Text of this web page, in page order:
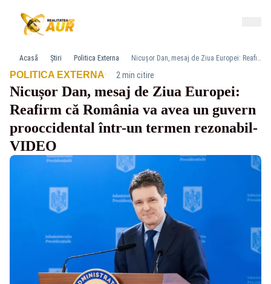
Acasă Știri Politica Externa Nicușor Dan, mesaj de Ziua Europei: Reafirm că România va avea un guvern prooccidental într-un termen rezonabil- VIDEO
POLITICA EXTERNA· 2 min citire
Nicușor Dan, mesaj de Ziua Europei:
Reafirm că România va avea un guvern
prooccidental într-un termen rezonabil-
VIDEO